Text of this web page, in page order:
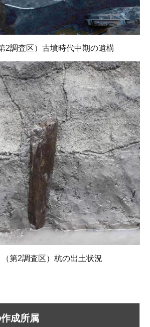
2調査区）古墳時代中期の遺構
第2調査区）杭の出土状況
成所属